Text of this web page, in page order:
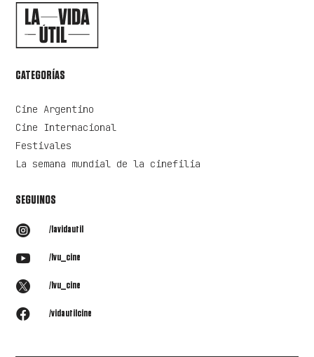
CATEGORÍAS
Cine Argentino
Cine Internacional
Festivales
La semana mundial de la cinefilia
SEGUINOS
 /lavidautil
 /lvu_cine
 /lvu_cine
 /vidautilcine